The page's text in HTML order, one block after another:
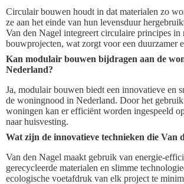
Circulair bouwen houdt in dat materialen zo
ze aan het einde van hun levensduur
Van den Nagel integreert circulaire principes in
bouwprojecten, wat zorgt voor een duurzamer
Kan modulair bouwen bijdragen aan de
Nederland?
Ja, modulair bouwen biedt een innovatieve en
de woningnood in Nederland. Door het
woningen kan er efficiënt worden ingespeeld
naar huisvesting.
Wat zijn de innovatieve technieken die Van
Van den Nagel maakt gebruik van energie-
gerecycleerde materialen en slimme
ecologische voetafdruk van elk project te